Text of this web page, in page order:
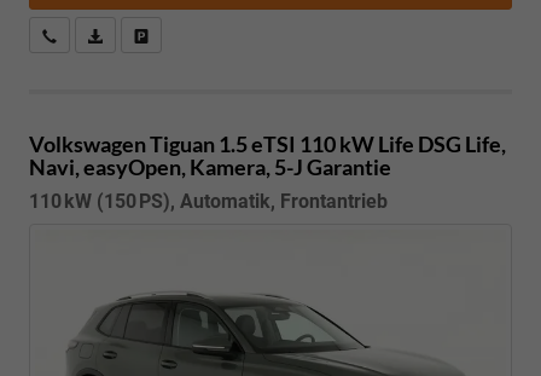
Kostenloser Rückruf-Service
PDF-Datei, Fahrzeugexposé drucken
Volkswagen Tiguan1.5 eTSI 110 kW Life DSG Life,
Navi, easyOpen, Kamera, 5-J Garantie
110 kW (150 PS), Automatik, Frontantrieb